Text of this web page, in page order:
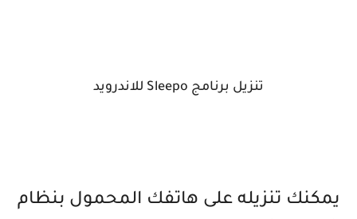
تنزيل برنامج Sleepo للاندرويد
يمكنك تنزيله على هاتفك المحمول بنظام